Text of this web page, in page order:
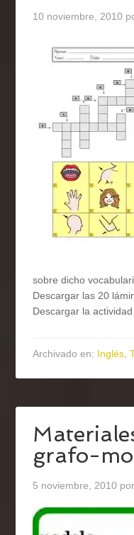
10 noviembre, 2010
sobre dicho
Descargar las 20
Descargar la
Archivado en: Inglés,
grafo-
5 noviembre, 2010 por